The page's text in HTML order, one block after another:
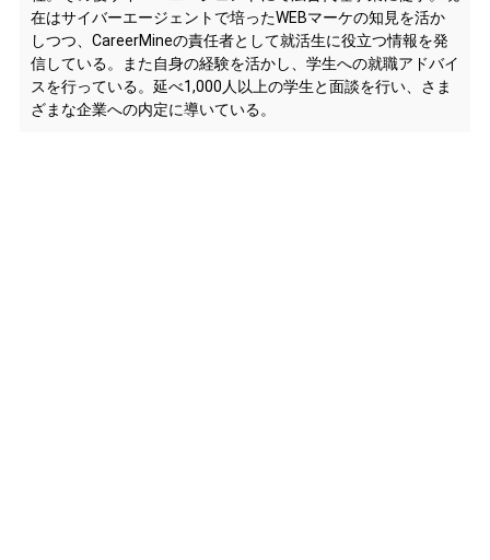
在はサイバーエージェントで培ったWEBマーケの知見を活か
しつつ、CareerMineの責任者として就活生に役立つ情報を発
信している。また自身の経験を活かし、学生への就職アドバイ
スを行っている。延べ1,000人以上の学生と面談を行い、さま
ざまな企業への内定に導いている。